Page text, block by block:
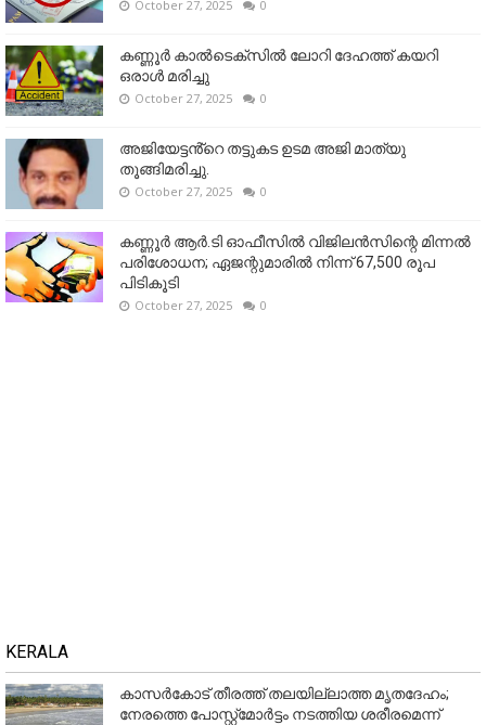
October 27, 2025 0
കണ്ണൂര്‍ കാല്‍ടെക്‌സില്‍ ലോറി ദേഹത്ത് കയറി
ഒരാള്‍ മരിച്ചു
October 27, 2025 0
അജിയേട്ടൻ്റെ തട്ടുകട ഉടമ അജി മാത്യു
തൂങ്ങിമരിച്ചു.
October 27, 2025 0
കണ്ണൂര്‍ ആര്‍.ടി ഓഫീസില്‍ വിജിലൻസിന്റെ മിന്നല്‍
പരിശോധന; ഏജന്റുമാരില്‍ നിന്ന് 67,500 രൂപ
പിടികൂടി
October 27, 2025 0
KERALA
കാസർകോട് തീരത്ത് തലയില്ലാത്ത മൃതദേഹം;
നേരത്തെ പോസ്റ്റ്‌മോർട്ടം നടത്തിയ ശരീരമെന്ന്